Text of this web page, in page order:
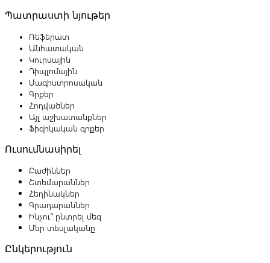
Պատրաստի նյութեր
Ռեֆերատ
Անհատական
Կուրսային
Դիպլոմային
Մագիստրոսական
Գրքեր
Հոդվածներ
Այլ աշխատանքներ
Ֆիզիկական գրքեր
Ուսումնասիրել
Բաժիններ
Շտեմարաններ
Հեղինակներ
Գրադարաններ
Ինչու՞ ընտրել մեզ
Մեր տեսլականը
Ընկերություն